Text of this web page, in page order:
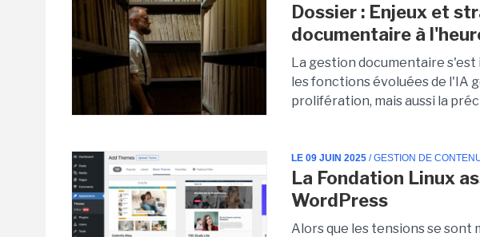
Dossier : Enjeux et
documentaire à
La gestion documentaire s'est
les fonctions évoluées de l'IA
prolifération, mais aussi la
LE 09 JUIN 2025 / GESTION DE
La Fondation Linux
WordPress
Alors que les tensions se